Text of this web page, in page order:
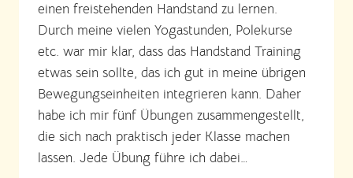
einen freistehenden Handstand zu lernen.
Durch meine vielen Yogastunden, Polekurse
etc. war mir klar, dass das Handstand Training
etwas sein sollte, das ich gut in meine übrigen
Bewegungseinheiten integrieren kann. Daher
habe ich mir fünf Übungen zusammengestellt,
die sich nach praktisch jeder Klasse machen
lassen. Jede Übung führe ich dabei…